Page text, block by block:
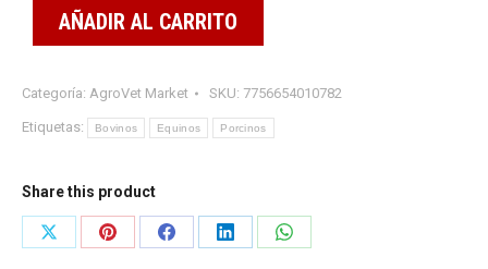
AÑADIR AL CARRITO
Categoría: AgroVet Market SKU: 7756654010782
Etiquetas: Bovinos Equinos Porcinos
Share this product
Share
Share
Share
Share
Share